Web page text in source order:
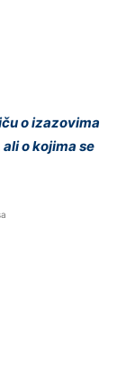
o izazovima
o kojima se